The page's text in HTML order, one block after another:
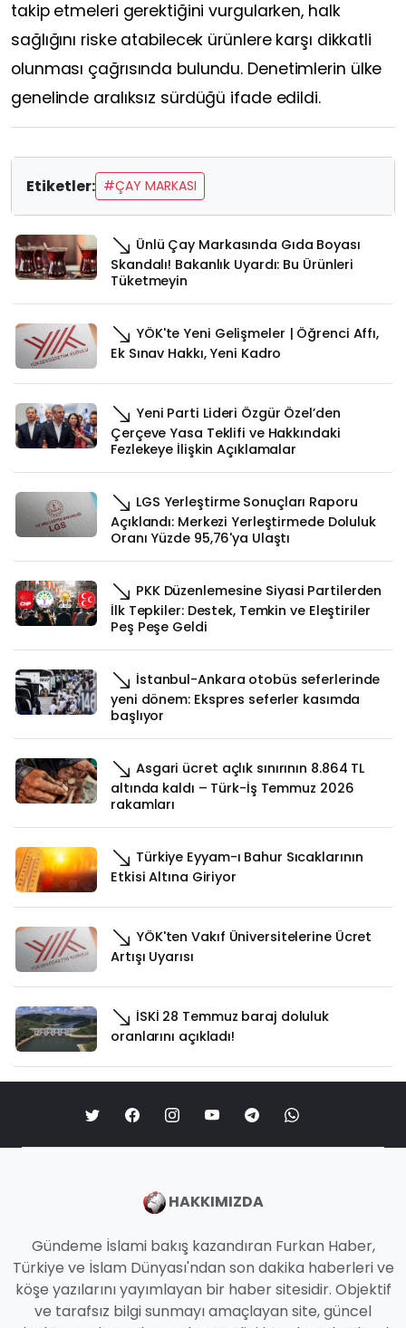
takip etmeleri gerektiğini vurgularken, halk
sağlığını riske atabilecek ürünlere karşı dikkatli
olunması çağrısında bulundu. Denetimlerin ülke
genelinde aralıksız sürdüğü ifade edildi.
Etiketler: #ÇAY MARKASI
Ünlü Çay Markasında Gıda Boyası
Skandalı! Bakanlık Uyardı: Bu Ürünleri
Tüketmeyin
YÖK'te Yeni Gelişmeler | Öğrenci Affı,
Ek Sınav Hakkı, Yeni Kadro
Yeni Parti Lideri Özgür Özel’den
Çerçeve Yasa Teklifi ve Hakkındaki
Fezlekeye İlişkin Açıklamalar
LGS Yerleştirme Sonuçları Raporu
Açıklandı: Merkezi Yerleştirmede Doluluk
Oranı Yüzde 95,76'ya Ulaştı
PKK Düzenlemesine Siyasi Partilerden
İlk Tepkiler: Destek, Temkin ve Eleştiriler
Peş Peşe Geldi
İstanbul-Ankara otobüs seferlerinde
yeni dönem: Ekspres seferler kasımda
başlıyor
Asgari ücret açlık sınırının 8.864 TL
altında kaldı – Türk-İş Temmuz 2026
rakamları
Türkiye Eyyam-ı Bahur Sıcaklarının
Etkisi Altına Giriyor
YÖK'ten Vakıf Üniversitelerine Ücret
Artışı Uyarısı
İSKİ 28 Temmuz baraj doluluk
oranlarını açıkladı!
HAKKIMIZDA
Gündeme İslami bakış kazandıran Furkan Haber,
Türkiye ve İslam Dünyası'ndan son dakika haberleri ve
köşe yazılarını yayımlayan bir haber sitesidir. Objektif
ve tarafsız bilgi sunmayı amaçlayan site, güncel